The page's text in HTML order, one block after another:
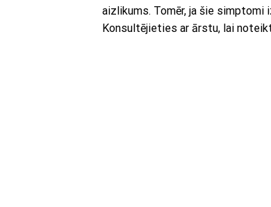
aizlikums. Tomēr, ja šie simptomi
Konsultējieties ar ārstu, lai